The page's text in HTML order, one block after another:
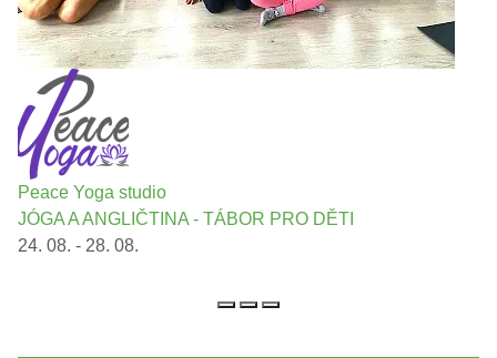
Peace Yoga studio
JÓGA A ANGLIČTINA - TÁBOR PRO DĚTI
24. 08. - 28. 08.